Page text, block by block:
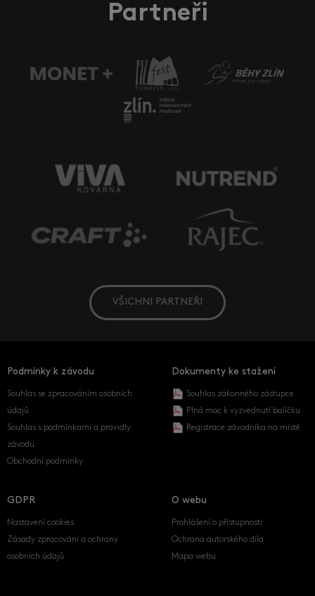
Partneři
VŠICHNI PARTNEŘI
Podmínky k závodu
Souhlas se zpracováním osobních
údajů
Souhlas s podmínkami a pravidly
závodu
Obchodní podmínky
Dokumenty ke stažení
Souhlas zákonného zástupce
Plná moc k vyzvednutí balíčku
Registrace závodníka na místě
GDPR
Nastavení cookies
Zásady zpracování a ochrany
osobních údajů
O webu
Prohlášení o přístupnosti
Ochrana autorského díla
Mapa webu